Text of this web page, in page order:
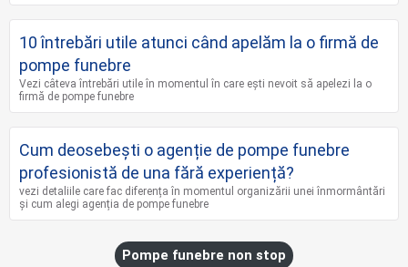
10 întrebări utile atunci când apelăm la o firmă de
pompe funebre
Vezi câteva întrebări utile în momentul în care ești nevoit să apelezi la o
firmă de pompe funebre
Cum deosebești o agenție de pompe funebre
profesionistă de una fără experiență?
vezi detaliile care fac diferența în momentul organizării unei înmormântări
și cum alegi agenția de pompe funebre
Pompe funebre non stop